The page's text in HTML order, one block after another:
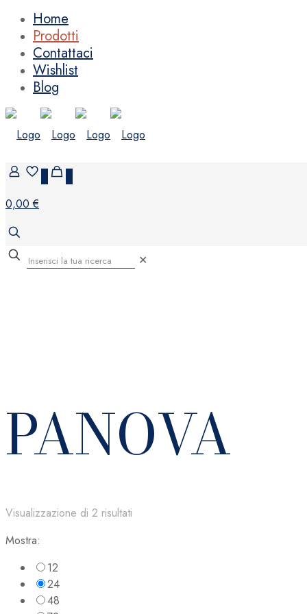
Home
Prodotti
Contattaci
Wishlist
Blog
0,00 €
✕
PANOVA
Visualizzazione di 2 risultati
Mostra:
12
24
48